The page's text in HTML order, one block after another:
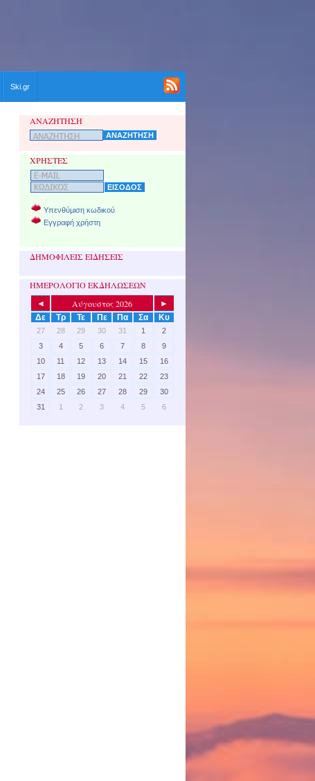
Ski.gr
ΑΝΑΖΗΤΗΣΗ
ΧΡΗΣΤΕΣ
Υπενθύμιση κωδικού
Εγγραφή χρήστη
ΔΗΜΟΦΙΛΕΙΣ ΕΙΔΗΣΕΙΣ
ΗΜΕΡΟΛΟΓΙΟ ΕΚΔΗΛΩΣΕΩΝ
◄ Αύγουστος 2026
►
Δε
Τρ Τε Πε Πα Σα Κυ
27 28 29 30 31 1
2
3
4 5 6 7 8
9
10
11 12 13 14 15
16
17
18 19 20 21 22
23
24
25 26 27 28 29
30
31
1 2 3 4 5 6